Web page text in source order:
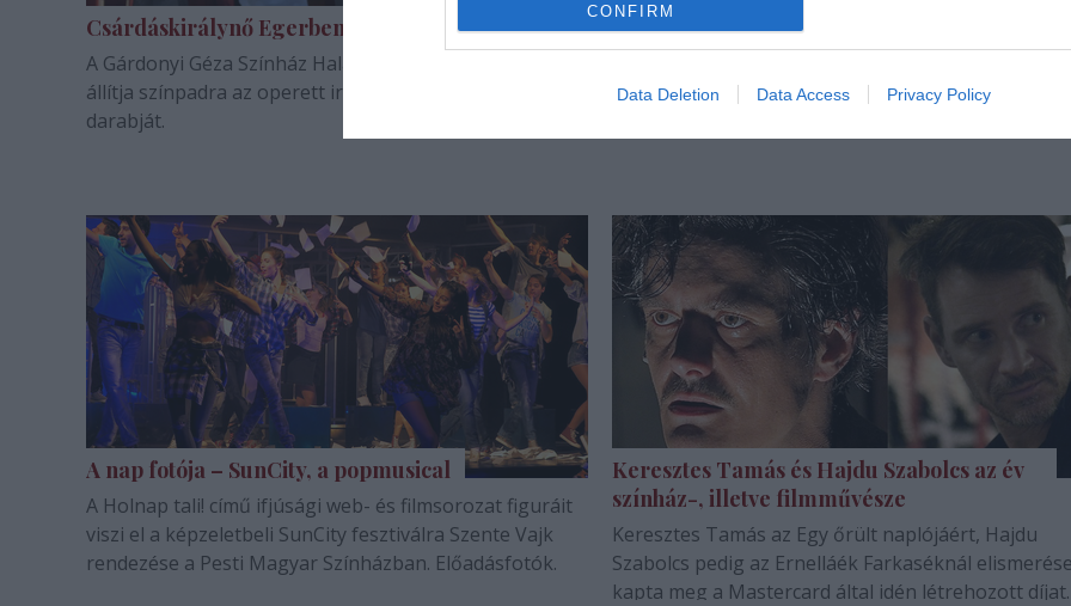
CONFIRM
Data Deletion Data Access Privacy Policy
Csárdáskirálynő Egerben
A Gárdonyi Géza Színház Halasi Imre rendezésében
állítja színpadra az operett irodalom legismertebb
darabját.
Egy előadás a férfitekintet hatalmáról
Queendom című előadásában hét nővel kísérletet
A nap fotója – SunCity, a popmusical
A Holnap tali! című ifjúsági web- és filmsorozat figuráit
viszi el a képzeletbeli SunCity fesztiválra Szente Vajk
rendezése a Pesti Magyar Színházban. Előadásfotók.
Keresztes Tamás és Hajdu Szabolcs az év
színház-, illetve filmművésze
Keresztes Tamás az Egy őrült naplójáért, Hajdu
Szabolcs pedig az Ernelláék Farkaséknál
kapta meg a Mastercard által idén létrehozott